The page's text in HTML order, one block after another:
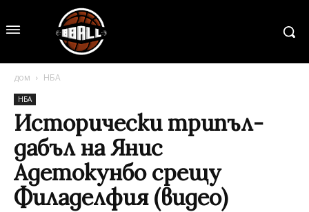
дом НБА
НБА
Исторически трипъл-
дабъл на Янис
Адетокунбо срещу
Филаделфия (видео)